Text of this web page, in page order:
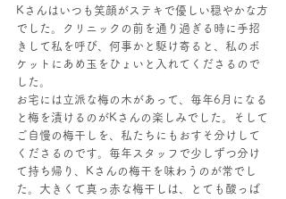
Kさんはいつも笑顔がステキで優しい穏やかな方
でした。クリニックの前を通り過ぎる時に手招
きして私を呼び、何事かと駆け寄ると、私のポ
ケットにあめ玉をひょいと入れてくださるので
した。
お宅には立派な梅の木があって、毎年6月になる
と梅を漬けるのがKさんの楽しみでした。そして
ご自慢の梅干しを、私たちにもおすそ分けして
くださるのです。毎年スタッフで少しずつ分け
て持ち帰り、Kさんの梅干を味わうのが常でし
た。大きくて真っ赤な梅干しは、とても酸っぱ